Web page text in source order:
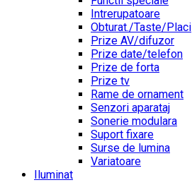
Intrerupatoare
Obturat./Taste/Placi
Prize AV/difuzor
Prize date/telefon
Prize de forta
Prize tv
Rame de ornament
Senzori aparataj
Sonerie modulara
Suport fixare
Surse de lumina
Variatoare
Iluminat